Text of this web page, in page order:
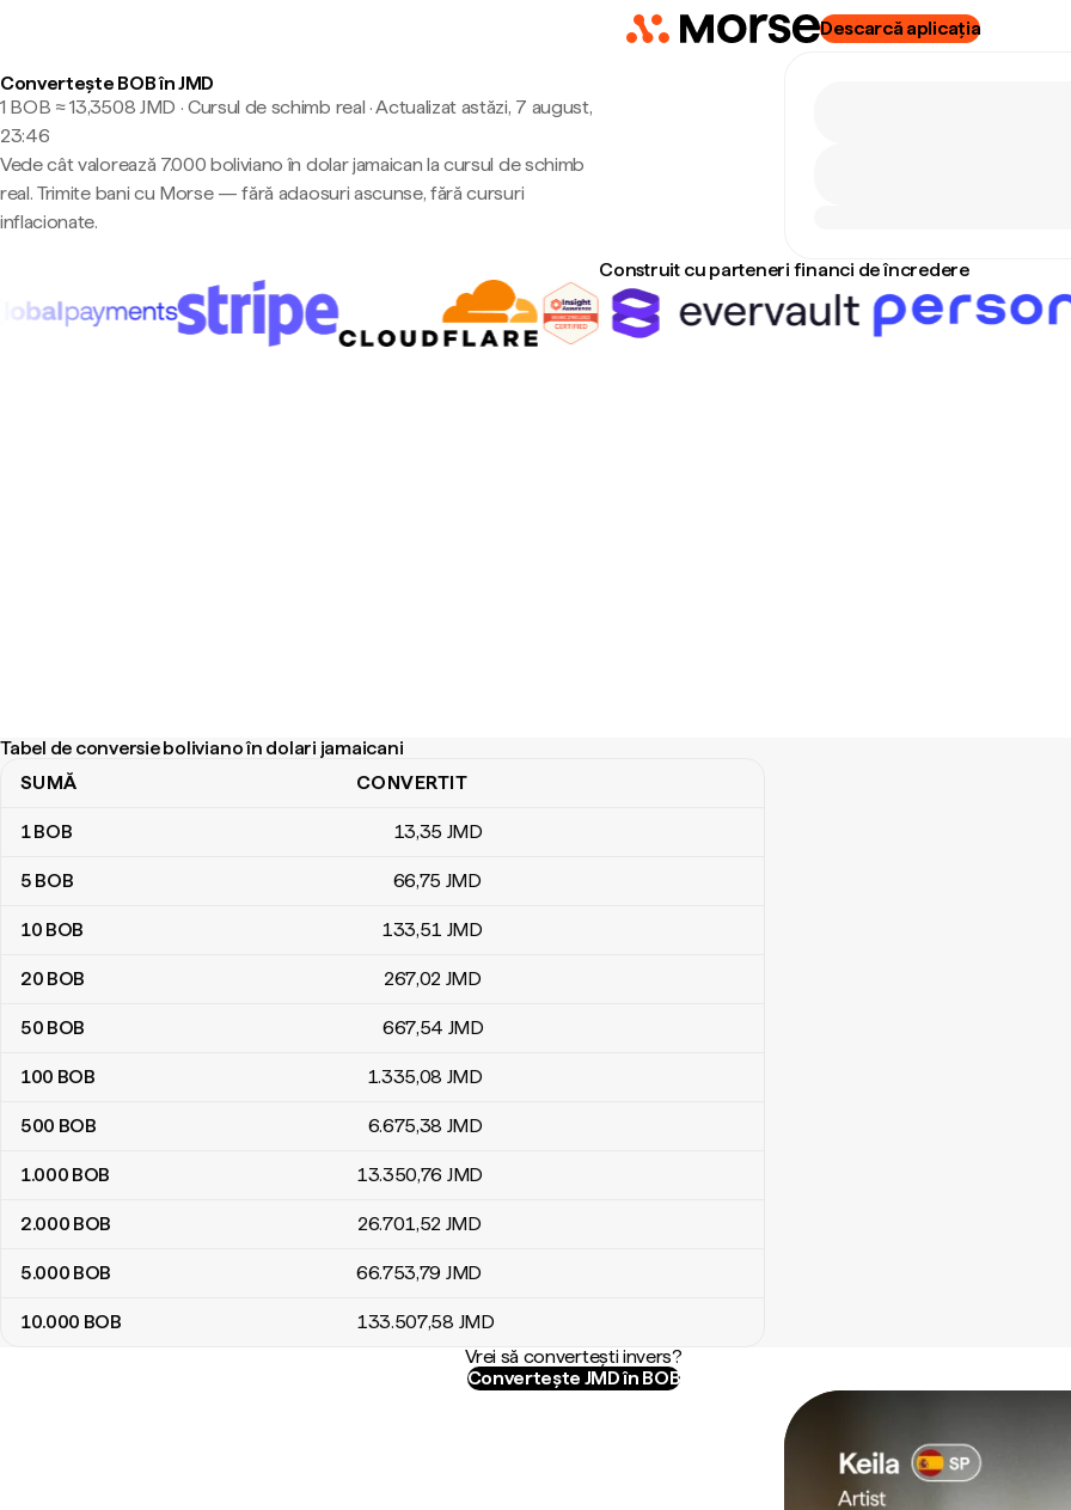
Descarcă aplicația
Convertește BOB în JMD
1 BOB ≈ 13,3508 JMD · Cursul de schimb real ·Actualizat astăzi, 7 august,
23:46
Vede cât valorează 7.000 boliviano în dolar jamaican la cursul de schimb
real. Trimite bani cu Morse — fără adaosuri ascunse, fără cursuri
inflacionate.
Construit cu parteneri financi de încredere
Tabel de conversie boliviano în dolari jamaicani
Tabel de conversie boliviano în dolari jamaicani
SUMĂ CONVERTIT
1BOB 13,35 JMD
5 BOB 66,75 JMD
10 BOB 133,51 JMD
20 BOB 267,02 JMD
50 BOB 667,54 JMD
100 BOB 1.335,08 JMD
500 BOB 6.675,38 JMD
1.000 BOB 13.350,76 JMD
2.000 BOB 26.701,52 JMD
5.000 BOB 66.753,79 JMD
10.000 BOB 133.507,58 JMD
Vrei să convertești invers?
Convertește JMD în BOB